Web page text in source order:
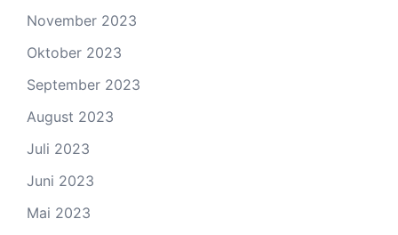
November 2023
Oktober 2023
September 2023
August 2023
Juli 2023
Juni 2023
Mai 2023